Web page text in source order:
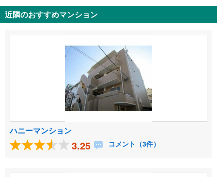
近隣のおすすめマンション
ハニーマンション
3.25 コメント（3件）